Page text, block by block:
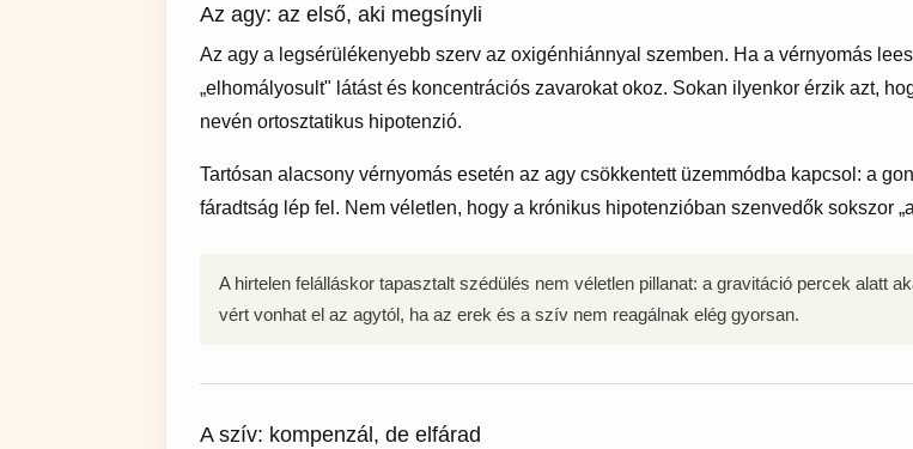
Az agy: az első, aki megsínyli
Az agy a legsérülékenyebb szerv az oxigénhiánnyal szemben. Ha a vérnyomás
„elhomályosult" látást és koncentrációs zavarokat okoz. Sokan ilyenkor érzik azt,
nevén ortosztatikus hipotenzió.
Tartósan alacsony vérnyomás esetén az agy csökkentett üzemmódba kapcsol: a
fáradtság lép fel. Nem véletlen, hogy a krónikus hipotenzióban szenvedők sokszor
A hirtelen felálláskor tapasztalt szédülés nem véletlen pillanat: a gravitáció percek alatt
vért vonhat el az agytól, ha az erek és a szív nem reagálnak elég gyorsan.
A szív: kompenzál, de elfárad